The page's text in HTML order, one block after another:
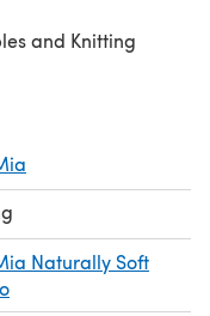
and Knitting
Naturally Soft